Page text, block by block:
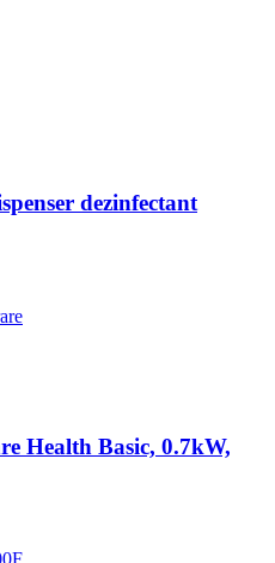
dezinfectant
Health Basic, 0.7kW,